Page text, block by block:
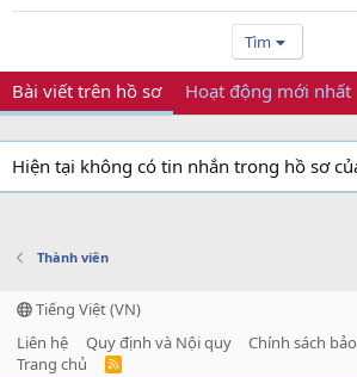
Tìm
Bài viết trên hồ sơ Hoạt động mới nhất
Hiện tại không có tin nhắn trong hồ sơ
Thành viên
Tiếng Việt (VN)
Liên hệ
Quy định và Nội quy Chính sách
Trang chủ
R